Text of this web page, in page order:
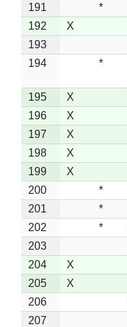
191
*
192
X
193
194
*
195
X
196
X
197
X
198
X
199
X
200
*
201
*
202
*
203
204
X
205
X
206
207